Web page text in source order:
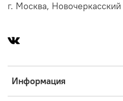
Информация
г. Москва, Новочеркасский